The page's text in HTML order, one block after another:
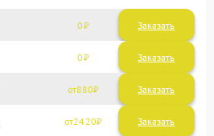
0 Заказать
0 Заказать
880
2420